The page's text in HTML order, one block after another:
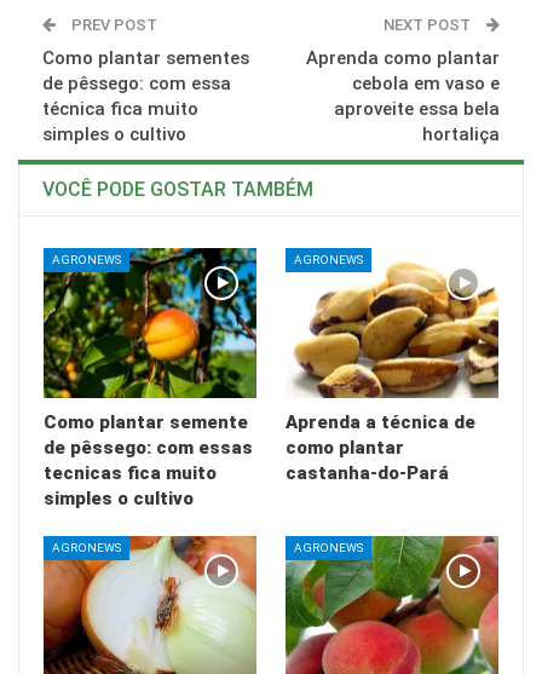
PREV POST
Como plantar sementes
de pêssego: com essa
técnica fica muito
simples o cultivo
NEXT POST
Aprenda como plantar
cebola em vaso e
aproveite essa bela
hortaliça
VOCÊ PODE GOSTAR TAMBÉM
AGRONEWS
Como plantar semente
de pêssego: com essas
tecnicas fica muito
simples o cultivo
AGRONEWS
Aprenda a técnica de
como plantar
castanha-do-Pará
AGRONEWS AGRONEWS